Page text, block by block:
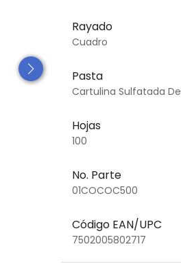
Rayado
Cuadro
Pasta
Cartulina Sulfatada De
Hojas
100
No. Parte
01COCOC500
Código EAN/UPC
7502005802717